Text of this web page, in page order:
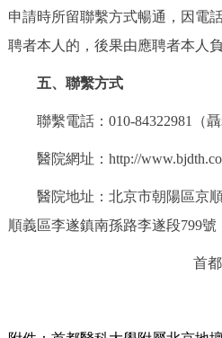
申請時所留聯繫方式暢通，因電
聘者本人的，後果由應聘者本人負
五、聯繫方式
聯繫電話：010-84322981（聶
醫院網址：http://
醫院地址：北京市朝陽區京順
順義區李遂鎮南孫路李遂段799號
首